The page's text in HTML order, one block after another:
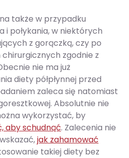
także w przypadku
i połykania, w niektórych
z gorączką, czy po
zgodnie z
nie ma już
diety półpłynnej przed
zaleca się natomiast
Absolutnie nie
wykorzystać, by
aby schudnąć. Zalecenia nie
jak zahamować
takiej diety bez